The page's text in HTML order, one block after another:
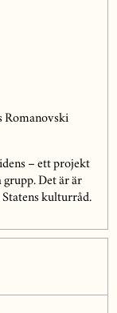
Romanovski
– ett projekt
Det är är
Statens kulturråd.